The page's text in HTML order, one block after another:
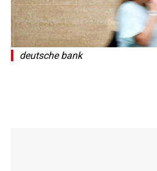
deutsche bank